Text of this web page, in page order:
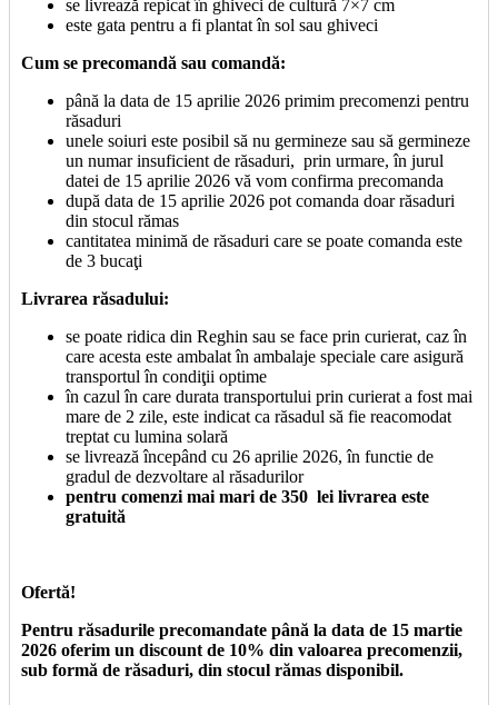
se livrează repicat în ghiveci de cultură 7×7 cm
este gata pentru a fi plantat în sol sau ghiveci
Cum se precomandă sau comandă:
până la data de 15 aprilie 2026 primim precomenzi pentru
răsaduri
unele soiuri este posibil să nu germineze sau să germineze
un numar insuficient de răsaduri, prin urmare, în jurul
datei de 15 aprilie 2026 vă vom confirma precomanda
după data de 15 aprilie 2026 pot comanda doar răsaduri
din stocul rămas
cantitatea minimă de răsaduri care se poate comanda este
de 3 bucaţi
Livrarea răsadului:
se poate ridica din Reghin sau se face prin curierat, caz în
care acesta este ambalat în ambalaje speciale care asigură
transportul în condiţii optime
în cazul în care durata transportului prin curierat a fost mai
mare de 2 zile, este indicat ca răsadul să fie reacomodat
treptat cu lumina solară
se livrează începând cu 26 aprilie 2026, în functie de
gradul de dezvoltare al răsadurilor
pentru comenzi mai mari de 350 lei livrarea este
gratuită
Ofertă!
Pentru răsadurile precomandate până la data de 15 martie
2026 oferim un discount de 10% din valoarea precomenzii,
sub formă de răsaduri, din stocul rămas disponibil.